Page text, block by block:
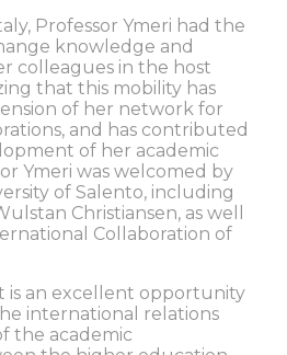
Professor Ymeri had the
knowledge and
colleagues in the host
that this mobility has
of her network for
and has contributed
of her academic
Ymeri was welcomed by
of Salento, including
Christiansen, as well
Collaboration of
is an excellent opportunity
international relations
the academic